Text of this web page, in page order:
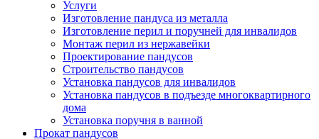
Услуги
Изготовление пандуса из металла
Изготовление перил и поручней для инвалидов
Монтаж перил из нержавейки
Проектирование пандусов
Строительство пандусов
Установка пандусов для инвалидов
Установка пандусов в подъезде многоквартирного
дома
Установка поручня в ванной
Прокат пандусов